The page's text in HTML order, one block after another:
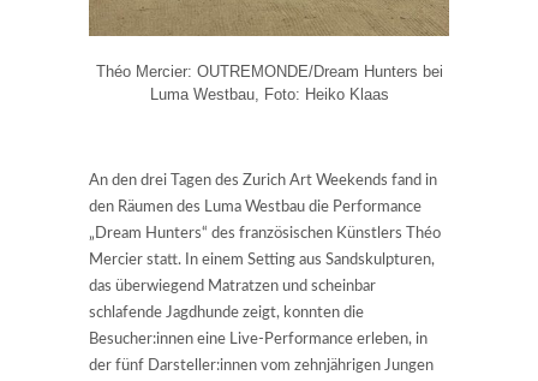
Théo Mercier: OUTREMONDE/Dream Hunters bei
Luma Westbau, Foto: Heiko Klaas
An den drei Tagen des Zurich Art Weekends fand in
den Räumen des Luma Westbau die Performance
„Dream Hunters“ des französischen Künstlers Théo
Mercier statt. In einem Setting aus Sandskulpturen,
das überwiegend Matratzen und scheinbar
schlafende Jagdhunde zeigt, konnten die
Besucher:innen eine Live-Performance erleben, in
der fünf Darsteller:innen vom zehnjährigen Jungen